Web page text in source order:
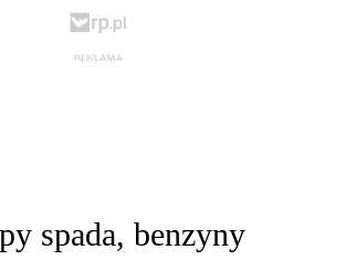
spada, benzyny